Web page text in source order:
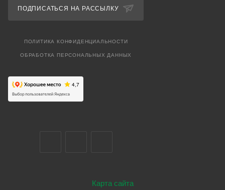
ПОДПИСАТЬСЯ НА РАССЫЛКУ
ПОЛИТИКА КОНФИДЕНЦИАЛЬНОСТИ
ОБРАБОТКА ПЕРСОНАЛЬНЫХ ДАННЫХ
Карта сайта